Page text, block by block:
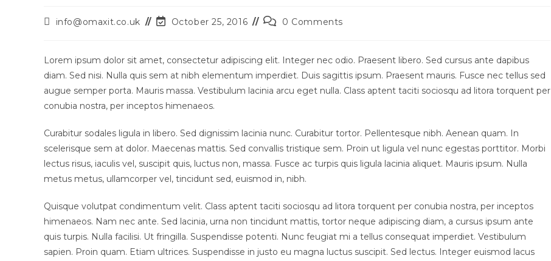
Postinfo@omaxit.co.uk
PostOctober 25, 2016
Post0 Comments
Lorem ipsum dolor sit amet, consectetur adipiscing elit. Integer nec odio. Praesent libero. Sed cursus ante dapibus
diam. Sed nisi. Nulla quis sem at nibh elementum imperdiet. Duis sagittis ipsum. Praesent mauris. Fusce nec tellus sed
augue semper porta. Mauris massa. Vestibulum lacinia arcu eget nulla. Class aptent taciti sociosqu ad litora torquent per
conubia nostra, per inceptos himenaeos.
Curabitur sodales ligula in libero. Sed dignissim lacinia nunc. Curabitur tortor. Pellentesque nibh. Aenean quam. In
scelerisque sem at dolor. Maecenas mattis. Sed convallis tristique sem. Proin ut ligula vel nunc egestas porttitor. Morbi
lectus risus, iaculis vel, suscipit quis, luctus non, massa. Fusce ac turpis quis ligula lacinia aliquet. Mauris ipsum. Nulla
metus metus, ullamcorper vel, tincidunt sed, euismod in, nibh.
Quisque volutpat condimentum velit. Class aptent taciti sociosqu ad litora torquent per conubia nostra, per inceptos
himenaeos. Nam nec ante. Sed lacinia, urna non tincidunt mattis, tortor neque adipiscing diam, a cursus ipsum ante
quis turpis. Nulla facilisi. Ut fringilla. Suspendisse potenti. Nunc feugiat mi a tellus consequat imperdiet. Vestibulum
sapien. Proin quam. Etiam ultrices. Suspendisse in justo eu magna luctus suscipit. Sed lectus. Integer euismod lacus